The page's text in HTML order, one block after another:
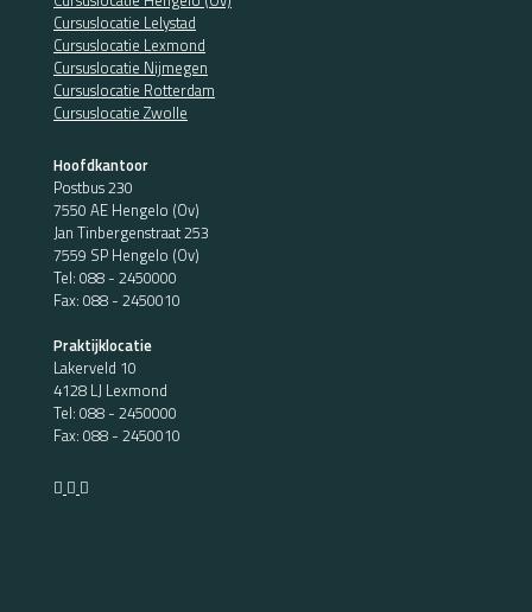
Cursuslocatie Lelystad
Cursuslocatie Lexmond
Cursuslocatie Nijmegen
Cursuslocatie Rotterdam
Cursuslocatie Zwolle
Hoofdkantoor
Postbus 230
7550 AE Hengelo (Ov)
Jan Tinbergenstraat 253
7559 SP Hengelo (Ov)
Tel: 088 - 2450000
Fax: 088 - 2450010
Praktijklocatie
Lakerveld 10
4128 LJ Lexmond
Tel: 088 - 2450000
Fax: 088 - 2450010